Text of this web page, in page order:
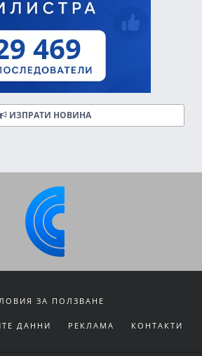
ИЗПРАТИ НОВИНА
ЗА ПОЛЗВАНЕ
ДАННИ РЕКЛАМА КОНТАКТИ